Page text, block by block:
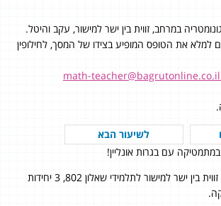
במרחב, זווית בין ישר למישור, עקב והיטל.
למלא את הטופס המופיע בצידו של המסך, לחילופין
לשיעור הבא
עם בגרות אונליין!
טריגונומטריה במרחב - זווית בין ישר למישור לתלמידי שאלון 802, 3 יחידות